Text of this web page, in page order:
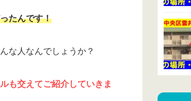
たんです！
な人なんでしょうか？
も交えてご紹介していきま